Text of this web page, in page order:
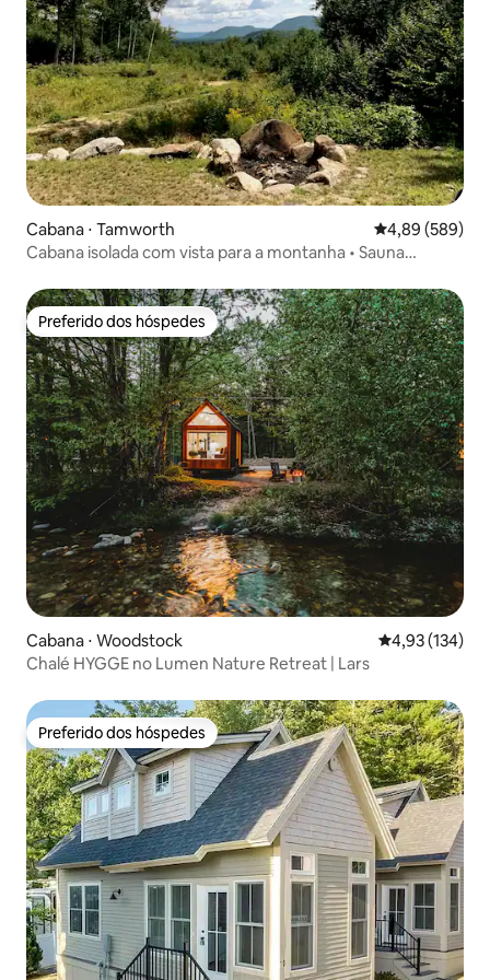
Cabana ⋅ Tamworth 4,89 de uma
4,89 (589)
Cabana isolada com vista para a montanha • Sauna
Preferido dos hóspedes
Preferido dos hóspedes
Cabana ⋅ Woodstock 4,93 de uma
4,93 (134)
Chalé HYGGE no Lumen Nature Retreat | Lars
Preferido dos hóspedes
Preferido dos hóspedes